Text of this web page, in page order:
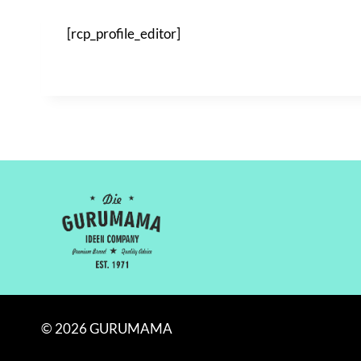
[rcp_profile_editor]
© 2026 GURUMAMA